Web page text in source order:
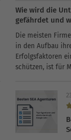
Wie wird die
gefährdet und
helfen?
Die meisten
in den Aufbau
Erfolgsfaktoren
schützen, ist für
zu...